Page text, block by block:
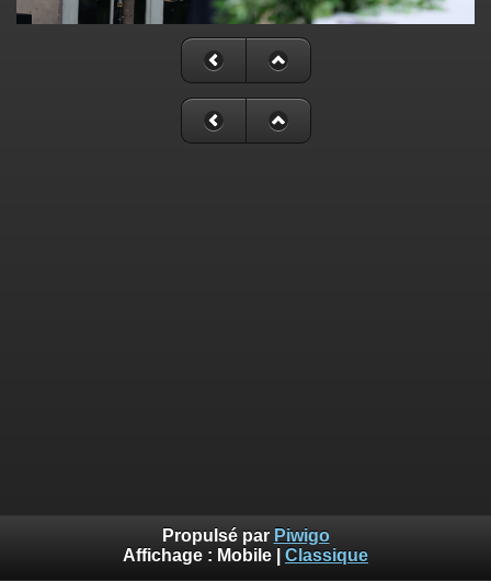
Propulsé par Piwigo
Affichage : Mobile Classique